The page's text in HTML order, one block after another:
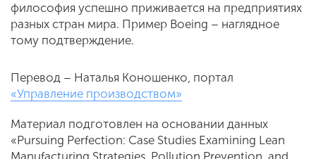
философия успешно приживается на предприятиях
разных стран мира. Пример Boeing – наглядное
тому подтверждение.
Перевод – Наталья Коношенко, портал
«Управление производством»
Материал подготовлен на основании данных
«Pursuing Perfection: Case Studies Examining Lean
Manufacturing Strategies, Pollution Prevention, and